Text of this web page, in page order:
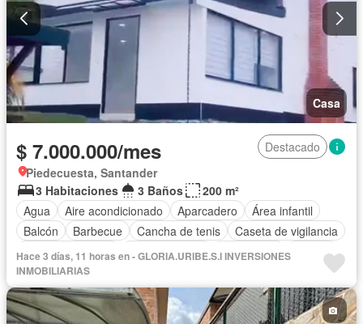
Casa
$ 7.000.000/mes
Destacado
Piedecuesta, Santander
3 Habitaciones
3 Baños
200 m²
Agua
Aire acondicionado Aparcadero
Área infantil
Balcón
Barbecue Cancha de tenis
Caseta de vigilancia
Cocina amoblada
Cocina integral Electricidad
Estudio
Gas natural
Piscina
Sauna Seguridad privada
Terraza
Vista panorámica
Wifi
Hace 3 días, 11 horas en - GLORIA.URIBE.S.I INVERSIONES
INMOBILIARIAS